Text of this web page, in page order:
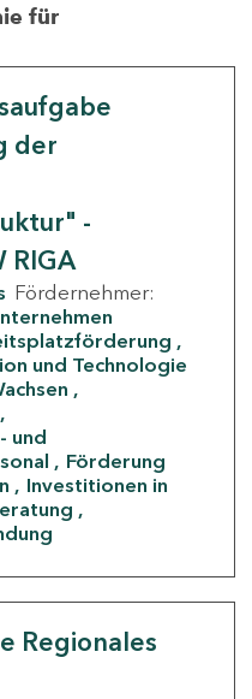
für
der
-
RIGA
Fördernehmer:
und Technologie
und
Förderung
Investitionen in
Regionales